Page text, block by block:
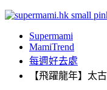
Supermami
MamiTrend
每週好去處
【飛躍龍年】太